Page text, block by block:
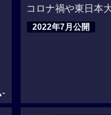
-
コロナ禍や東日本
2022年7月公開